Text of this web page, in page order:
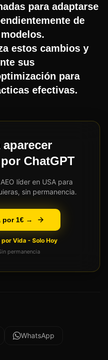
para adaptarse
de
estos cambios y
sus
para
efectivas.
aparecer
ChatGPT
líder en USA para
sin permanencia.
por 1€ →
Vida - Solo Hoy
permanencia
WhatsApp